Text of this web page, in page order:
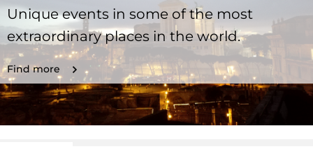
Unique events in some of the most
extraordinary places in the world.
Find more